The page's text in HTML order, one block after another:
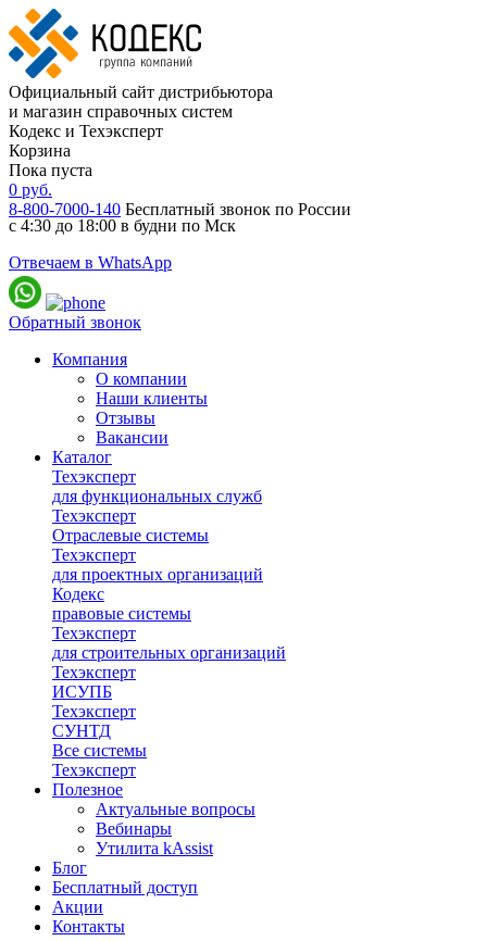
Официальный сайт дистрибьютора
и магазин справочных систем
Кодекс и Техэксперт
Корзина
Пока пуста
0 руб.
8-800-7000-140 Бесплатный звонок по России
с 4:30 до 18:00 в будни по Мск
Отвечаем в WhatsApp
Обратный звонок
Компания
О компании
Наши клиенты
Отзывы
Вакансии
Каталог
Техэксперт
для функциональных служб
Техэксперт
Отраслевые системы
Техэксперт
для проектных организаций
Кодекс
правовые системы
Техэксперт
для строительных организаций
Техэксперт
ИСУПБ
Техэксперт
СУНТД
Все системы
Техэксперт
Полезное
Актуальные вопросы
Вебинары
Утилита kAssist
Блог
Бесплатный доступ
Акции
Контакты